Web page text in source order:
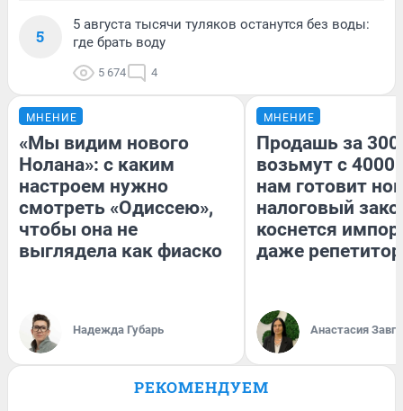
5
5 августа тысячи туляков останутся без воды:
где брать воду
5 674 4
МНЕНИЕ
«Мы видим нового
Нолана»: с каким
настроем нужно
смотреть «Одиссею»,
чтобы она не
выглядела как фиаско
Надежда Губарь
МНЕНИЕ
Продашь за
возьмут с
нам готовит
налоговый
коснется
даже
Анастасия
РЕКОМЕНДУЕМ